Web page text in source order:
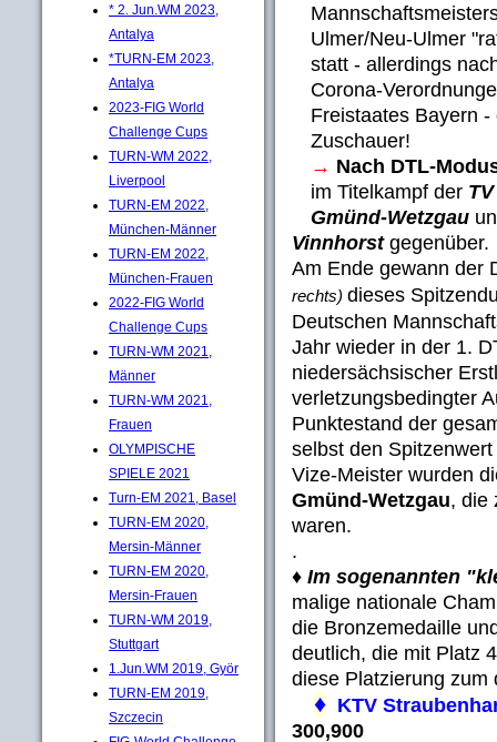
* 2. Jun.WM 2023,
Antalya
*TURN-EM 2023,
Antalya
2023-FIG World
Challenge Cups
TURN-WM 2022,
Liverpool
TURN-EM 2022,
München-Männer
TURN-EM 2022,
München-Frauen
2022-FIG World
Challenge Cups
TURN-WM 2021,
Männer
TURN-WM 2021,
Frauen
OLYMPISCHE
SPIELE 2021
Turn-EM 2021, Basel
TURN-EM 2020,
Mersin-Männer
TURN-EM 2020,
Mersin-Frauen
TURN-WM 2019,
Stuttgart
1.Jun.WM 2019, Györ
TURN-EM 2019,
Szczecin
Ulmer/Neu-Ulmer
statt - allerdings
Corona-
Freistaates Bayern -
Zuschauer!
→ Nach DTL-
im Titelkampf der
Gmünd-Wetzgau
Vinnhorstgegenüber.
Am Ende gewann der
rechts) dieses
Deutschen
Jahr wieder in der 1.
niedersächsischer
verletzungsbedingter
Punktestand der
selbst den
Vize-Meister wurden
Gmünd-Wetzgau, die
waren.
.
♦ Im sogenannten
malige nationale
die Bronzemedaille
deutlich, die mit Platz
diese Platzierung zum
♦ KTV
300,900